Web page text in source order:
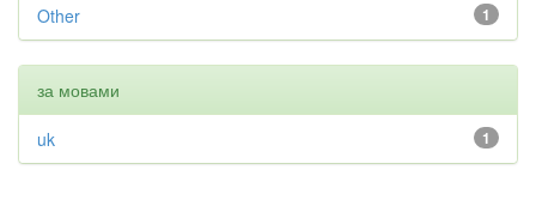
1
Other
за мовами
1
uk